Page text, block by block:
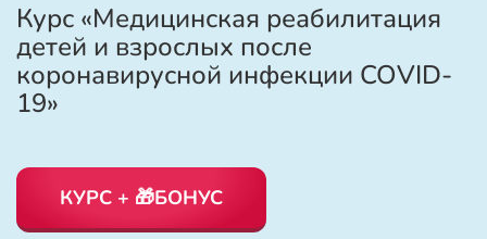
Курс «Медицинская реабилитация
детей и взрослых после
коронавирусной инфекции COVID-
19»
КУРС + 🎁БОНУС